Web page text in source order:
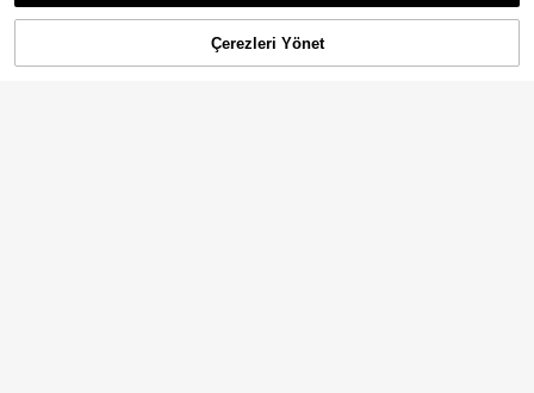
SEPETE EKLE
Çerezleri Yönet